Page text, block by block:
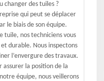
changer des tuiles ?
qui peut se déplacer
le biais de son équipe.
tuile, nos techniciens vous
durable. Nous inspectons
l’envergure des travaux.
la position de la
équipe, nous veillerons